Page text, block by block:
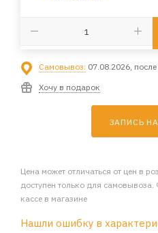
Самовывоз: 07.08.2026,
Хочу в подарок
ЗАПИСЬ
Цена может отличаться от цен в
доступен только для самовывоза.
кассе в магазине
Нашли ошибку в